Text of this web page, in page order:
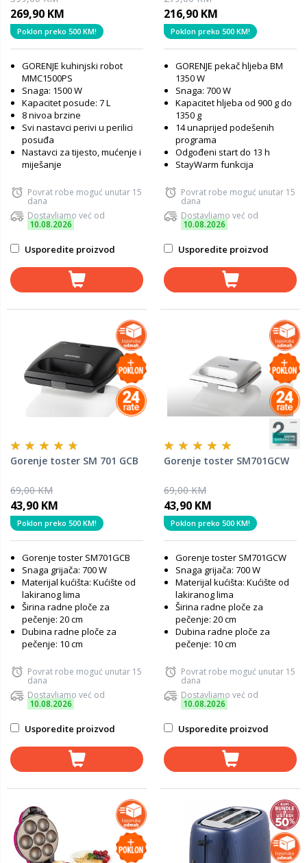
269,90 KM
Poklon preko 500 KM!
GORENJE kuhinjski robot
MMC1500PS
Snaga: 1500 W
Kapacitet posude: 7 L
8 nivoa brzine
Svi nastavci perivi u perilici
posuđa
Nastavci za tijesto, mućenje i
miješanje
Povrat robe moguć unutar 15
dana
Dostavljamo već od
10.08.2026
Usporedite proizvod
216,90 KM
Poklon preko 500 KM!
GORENJE pekač hljeba BM
1350 W
Snaga: 700 W
Kapacitet hljeba od 900 g do
1350 g
14 unaprijed podešenih
programa
Odgođeni start do 13 h
StayWarm funkcija
Povrat robe moguć unutar 15
dana
Dostavljamo već od
10.08.2026
Usporedite proizvod
Gorenje toster SM 701 GCB
69,00 KM
43,90 KM
Poklon preko 500 KM!
Gorenje toster SM701GCB
Snaga grijača: 700 W
Materijal kućišta: Kućište od
lakiranog lima
Širina radne ploče za
pečenje: 20 cm
Dubina radne ploče za
pečenje: 10 cm
Povrat robe moguć unutar 15
dana
Dostavljamo već od
10.08.2026
Usporedite proizvod
Gorenje toster SM701GCW
69,00 KM
43,90 KM
Poklon preko 500 KM!
Gorenje toster SM701GCW
Snaga grijača: 700 W
Materijal kućišta: Kućište od
lakiranog lima
Širina radne ploče za
pečenje: 20 cm
Dubina radne ploče za
pečenje: 10 cm
Povrat robe moguć unutar 15
dana
Dostavljamo već od
10.08.2026
Usporedite proizvod